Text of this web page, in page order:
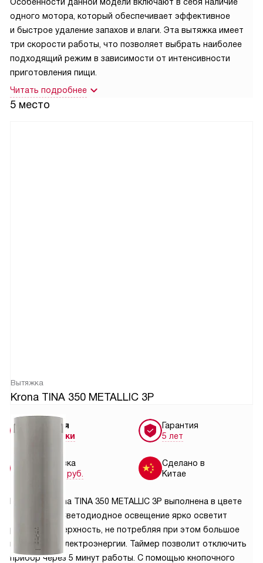
одного мотора, который обеспечивает эффективное
и быстрое удаление запахов и влаги. Эта вытяжка имеет
три скорости работы, что позволяет выбрать наиболее
подходящий режим в зависимости от интенсивности
приготовления пищи.
Читать подробнее
5 место
Вытяжка
Krona TINA 350 METALLIC 3P
Условия
доставки
Установка
от 4150 руб.
Гарантия
5 лет
Сделано в
Китае
Вытяжка Krona TINA 350 METALLIC 3P выполнена в цвете
«металлик». Светодиодное освещение ярко осветит
рабочую поверхность, не потребляя при этом большое
количество электроэнергии. Таймер позволит отключить
прибор через 5 минут работы. С помощью кнопочного